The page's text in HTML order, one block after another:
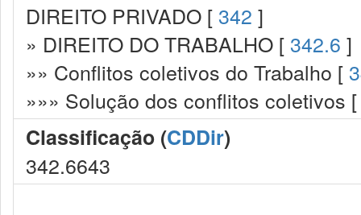
DIREITO PRIVADO [ 342 ]
» DIREITO DO TRABALHO [ 342.6 ]
»» Conflitos coletivos do Trabalho [
»»» Solução dos conflitos coletivos
Classificação (CDDir)
342.6643